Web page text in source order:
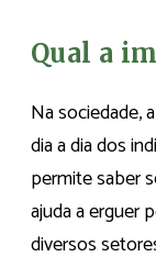
Qual a
Na sociedade,
dia a dia dos
permite saber
ajuda a erguer
diversos